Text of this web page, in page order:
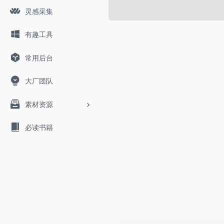
灵感采集
有趣工具
常用后台
大厂团队
素材资源
必读书籍